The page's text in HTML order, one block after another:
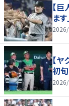
【
ま
【
初